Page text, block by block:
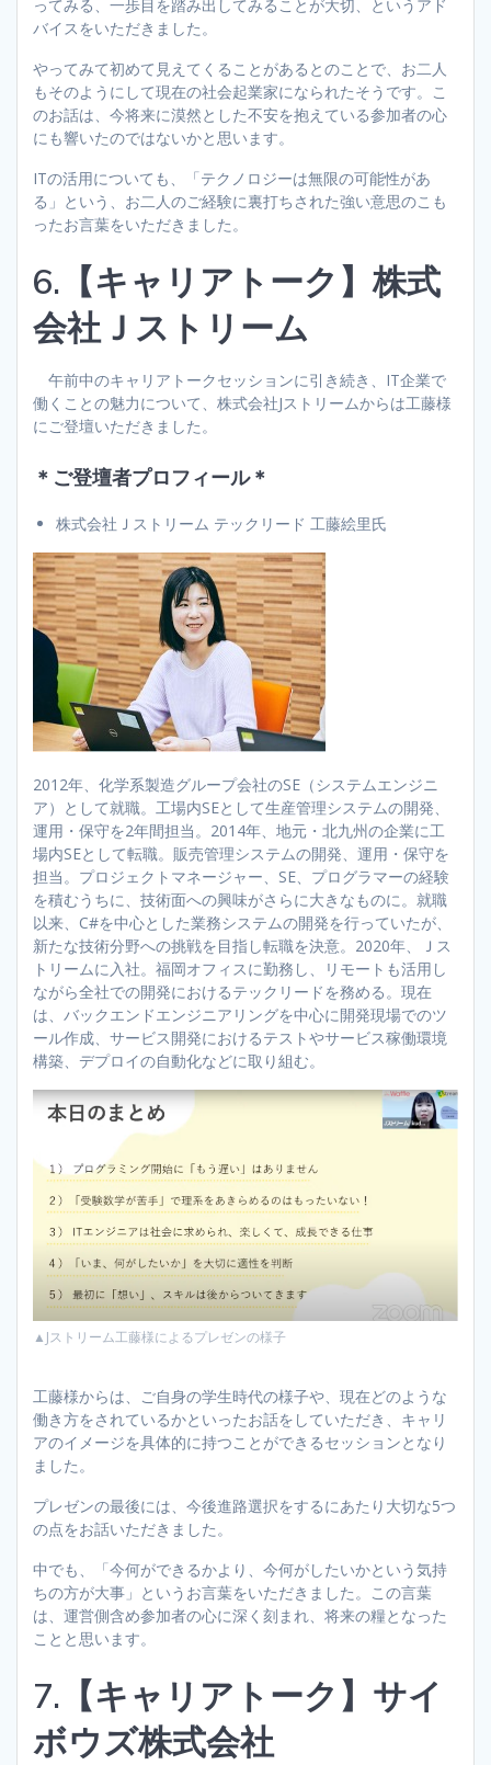
ってみる、一歩目を踏み出してみることが大切、というアド
バイスをいただきました。
やってみて初めて見えてくることがあるとのことで、お二人
もそのようにして現在の社会起業家になられたそうです。こ
のお話は、今将来に漠然とした不安を抱えている参加者の心
にも響いたのではないかと思います。
ITの活用についても、「テクノロジーは無限の可能性があ
る」という、お二人のご経験に裏打ちされた強い意思のこも
ったお言葉をいただきました。
6.【キャリアトーク】株式
会社Ｊストリーム
午前中のキャリアトークセッションに引き続き、IT企業で
働くことの魅力について、株式会社Jストリームからは工藤様
にご登壇いただきました。
＊ご登壇者プロフィール＊
株式会社Ｊストリーム テックリード 工藤絵里氏
2012年、化学系製造グループ会社のSE（システムエンジニ
ア）として就職。工場内SEとして生産管理システムの開発、
運用・保守を2年間担当。2014年、地元・北九州の企業に工
場内SEとして転職。販売管理システムの開発、運用・保守を
担当。プロジェクトマネージャー、SE、プログラマーの経験
を積むうちに、技術面への興味がさらに大きなものに。就職
以来、C#を中心とした業務システムの開発を行っていたが、
新たな技術分野への挑戦を目指し転職を決意。2020年、Ｊス
トリームに入社。福岡オフィスに勤務し、リモートも活用し
ながら全社での開発におけるテックリードを務める。現在
は、バックエンドエンジニアリングを中心に開発現場でのツ
ール作成、サービス開発におけるテストやサービス稼働環境
構築、デプロイの自動化などに取り組む。
▲Jストリーム工藤様によるプレゼンの様子
工藤様からは、ご自身の学生時代の様子や、現在どのような
働き方をされているかといったお話をしていただき、キャリ
アのイメージを具体的に持つことができるセッションとなり
ました。
プレゼンの最後には、今後進路選択をするにあたり大切な5つ
の点をお話いただきました。
中でも、「今何ができるかより、今何がしたいかという気持
ちの方が大事」というお言葉をいただきました。この言葉
は、運営側含め参加者の心に深く刻まれ、将来の糧となった
ことと思います。
7.【キャリアトーク】サイ
ボウズ株式会社